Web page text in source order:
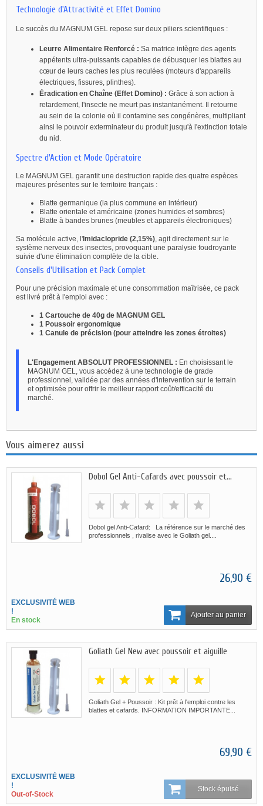
Technologie d'Attractivité et Effet Domino
Le succès du MAGNUM GEL repose sur deux piliers scientifiques :
Leurre Alimentaire Renforcé : Sa matrice intègre des agents
appétents ultra-puissants capables de débusquer les blattes au
cœur de leurs caches les plus reculées (moteurs d'appareils
électriques, fissures, plinthes).
Éradication en Chaîne (Effet Domino) : Grâce à son action à
retardement, l'insecte ne meurt pas instantanément. Il retourne
au sein de la colonie où il contamine ses congénères, multipliant
ainsi le pouvoir exterminateur du produit jusqu'à l'extinction totale
du nid.
Spectre d'Action et Mode Opératoire
Le MAGNUM GEL garantit une destruction rapide des quatre espèces
majeures présentes sur le territoire français :
Blatte germanique (la plus commune en intérieur)
Blatte orientale et américaine (zones humides et sombres)
Blatte à bandes brunes (meubles et appareils électroniques)
Sa molécule active, l' Imidaclopride (2,15%), agit directement sur le
système nerveux des insectes, provoquant une paralysie foudroyante
suivie d'une élimination complète de la cible.
Conseils d'Utilisation et Pack Complet
Pour une précision maximale et une consommation maîtrisée, ce pack
est livré prêt à l'emploi avec :
1 Cartouche de 40g de MAGNUM GEL
1 Poussoir ergonomique
1 Canule de précision (pour atteindre les zones étroites)
L'Engagement ABSOLUT PROFESSIONNEL : En choisissant le
MAGNUM GEL, vous accédez à une technologie de grade
professionnel, validée par des années d'intervention sur le terrain
et optimisée pour offrir le meilleur rapport coût/efficacité du
marché.
Vous aimerez aussi
Dobol Gel Anti-Cafards avec poussoir et...
Dobol gel Anti-Cafard: La référence sur le marché des
professionnels , rivalise avec le Goliath gel....
26,90 €
EXCLUSIVITÉ WEB
!
En stock
Ajouter au panier
Goliath Gel New avec poussoir et aiguille
Goliath Gel + Poussoir : Kit prêt à l'emploi contre les
blattes et cafards. INFORMATION IMPORTANTE...
69,90 €
EXCLUSIVITÉ WEB
!
Out-of-Stock
Stock épuisé